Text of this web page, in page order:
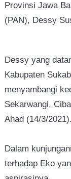
Provinsi Jawa
(PAN), Dessy
Dessy yang
Kabupaten
menyambangi
Sekarwangi,
Ahad (14/3/2021).
Dalam
terhadap Eko